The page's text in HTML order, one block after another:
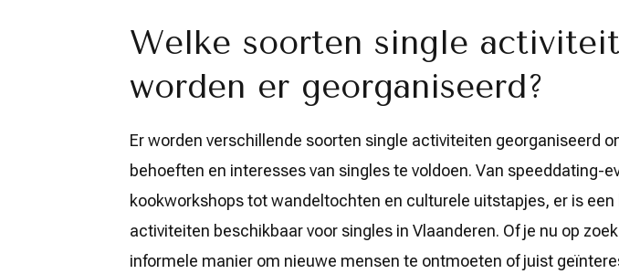
Welke soorten single
worden er georganiseerd?
Er worden verschillende soorten single activiteiten georganiseerd
behoeften en interesses van singles te voldoen. Van speeddating-
kookworkshops tot wandeltochten en culturele uitstapjes, er is een
activiteiten beschikbaar voor singles in Vlaanderen. Of je nu op
informele manier om nieuwe mensen te ontmoeten of juist